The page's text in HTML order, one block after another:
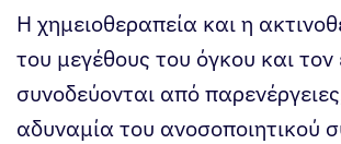
Η χημειοθεραπεία και η
του μεγέθους του όγκου και
συνοδεύονται από
αδυναμία του ανοσοποιητικού